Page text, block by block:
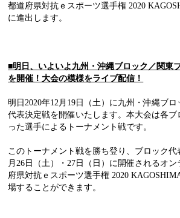
都道府県対抗ｅスポーツ選手権 2020
に進出します。
■明日、いよいよ九州・沖縄ブロック／関東
を開催！大会の模様をライブ配信！
明日2020年12月19日（土）に九州・沖縄ブ
代表決定戦を開催いたします。本大会は各ブ
った選手によるトーナメント戦です。
このトーナメント戦を勝ち登り、ブロック
月26日（土）・27日（日）に開催されるオ
府県対抗ｅスポーツ選手権 2020
場することができます。